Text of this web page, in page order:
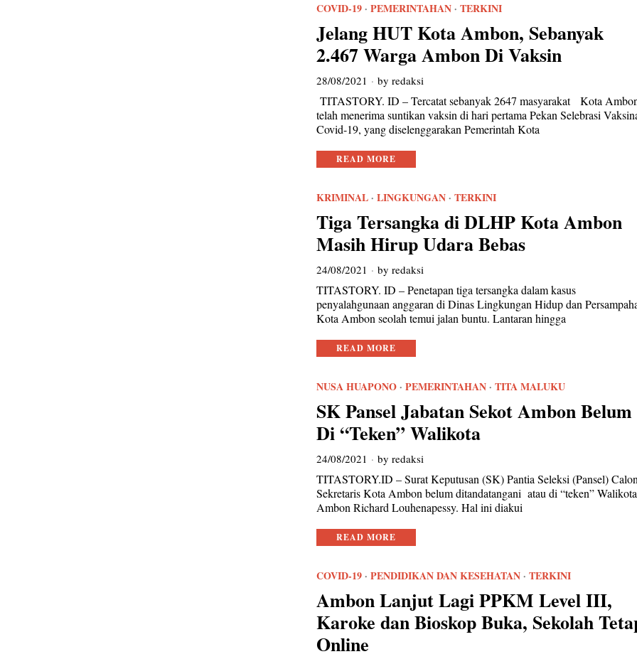
COVID-19· PEMERINTAHAN· TERKINI
Jelang HUT Kota Ambon, Sebanyak
2.467 Warga Ambon Di Vaksin
28/08/2021 byredaksi
TITASTORY. ID – Tercatat sebanyak 2647 masyarakat Kota
telah menerima suntikan vaksin di hari pertama Pekan Selebrasi
Covid-19, yang diselenggarakan Pemerintah Kota
READ MORE
KRIMINAL· LINGKUNGAN· TERKINI
Tiga Tersangka di DLHP Kota Ambon
Masih Hirup Udara Bebas
24/08/2021 byredaksi
TITASTORY. ID – Penetapan tiga tersangka dalam kasus
penyalahgunaan anggaran di Dinas Lingkungan Hidup dan
Kota Ambon seolah temui jalan buntu. Lantaran hingga
READ MORE
NUSA HUAPONO· PEMERINTAHAN· TITA MALUKU
SK Pansel Jabatan Sekot Ambon Belum
Di “Teken” Walikota
24/08/2021 byredaksi
TITASTORY.ID – Surat Keputusan (SK) Pantia Seleksi (Pansel) Calon
Sekretaris Kota Ambon belum ditandatangani atau di “teken” Walikota
Ambon Richard Louhenapessy. Hal ini diakui
READ MORE
COVID-19· PENDIDIKAN DAN KESEHATAN· TERKINI
Ambon Lanjut Lagi PPKM Level III,
Karoke dan Bioskop Buka, Sekolah
Online